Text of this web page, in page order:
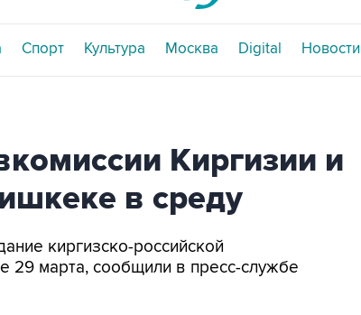
Спорт Культура Москва Digital Новости
Киргизии и
в среду
киргизско-российской
29 марта, сообщили в пресс-службе